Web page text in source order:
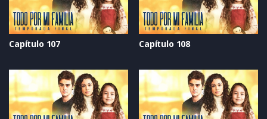
Capítulo 107 Capítulo 108